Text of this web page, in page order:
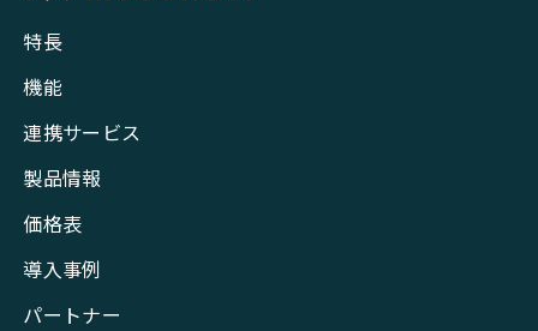
特長
機能
連携サービス
製品情報
価格表
導入事例
パートナー